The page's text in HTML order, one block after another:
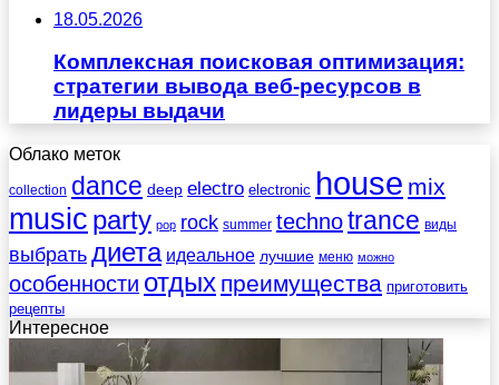
18.05.2026
Комплексная поисковая оптимизация:
стратегии вывода веб-ресурсов в
лидеры выдачи
Облако меток
collection dance deep electro electronic house mix
music party pop rock summer technotrance виды
выбратьдиета идеальное лучшие меню можно
особенности отдых преимущества приготовить
рецепты
Интересное